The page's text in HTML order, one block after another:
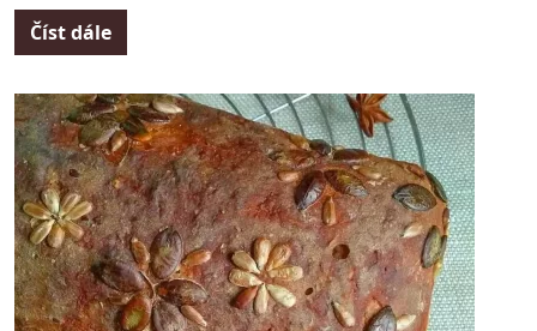
Číst dále